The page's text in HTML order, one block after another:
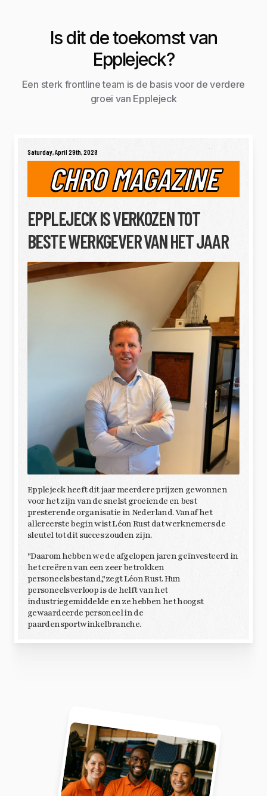
Saturday, April 29th, 2028
CHRO MAGAZINE
EPPLEJECK IS VERKOZEN TOT
BESTE WERKGEVER VAN HET JAAR
Epplejeck heeft dit jaar meerdere prijzen gewonnen
voor het zijn van de snelst groeiende en best
presterende organisatie in Nederland. Vanaf het
allereerste begin wist Léon Rust dat werknemers de
sleutel tot dit succes zouden zijn.
"Daarom hebben we de afgelopen jaren geïnvesteerd in
het creëren van een zeer betrokken
personeelsbestand,"zegt Léon Rust. Hun
personeelsverloop is de helft van het
industriegemiddelde en ze hebben het hoogst
gewaardeerde personeel in de
paardensportwinkelbranche.
Is dit de toekomst van
Epplejeck?
Een sterk frontline team is de basis voor de verdere
groei van Epplejeck